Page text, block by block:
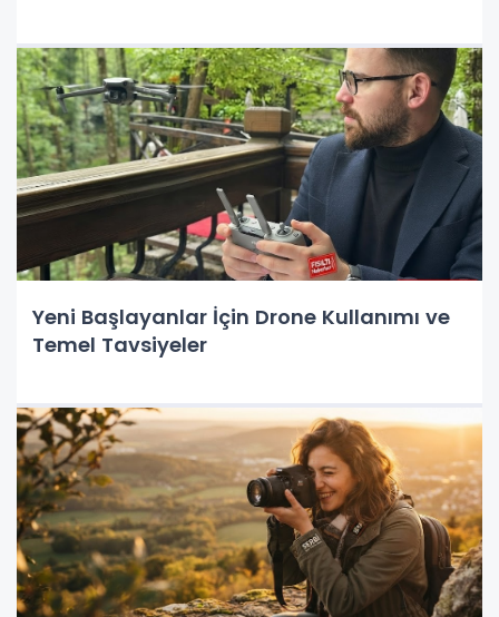
Yeni Başlayanlar İçin Drone Kullanımı ve
Temel Tavsiyeler